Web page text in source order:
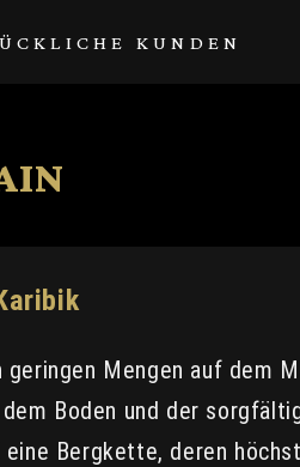
KUNDEN
Mengen auf dem
Boden und der
Bergkette, deren